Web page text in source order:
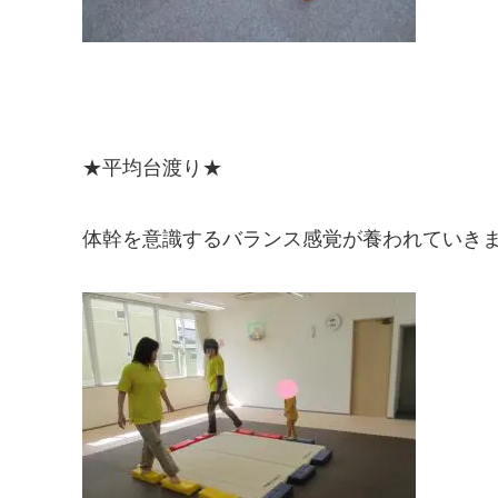
★平均台渡り★
体幹を意識するバランス感覚が養われていき